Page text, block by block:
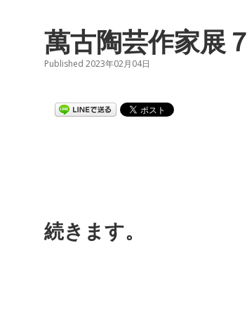
萬古陶芸作家展７
Published 2023年02月04日
続きます。